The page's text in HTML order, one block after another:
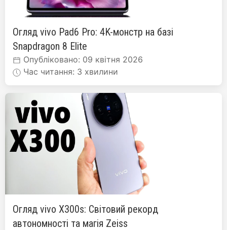
Огляд vivo Pad6 Pro: 4K-монстр на базі
Snapdragon 8 Elite
Опубліковано: 09 квітня 2026
Час читання: 3 хвилини
Огляд vivo X300s: Світовий рекорд
автономності та магія Zeiss